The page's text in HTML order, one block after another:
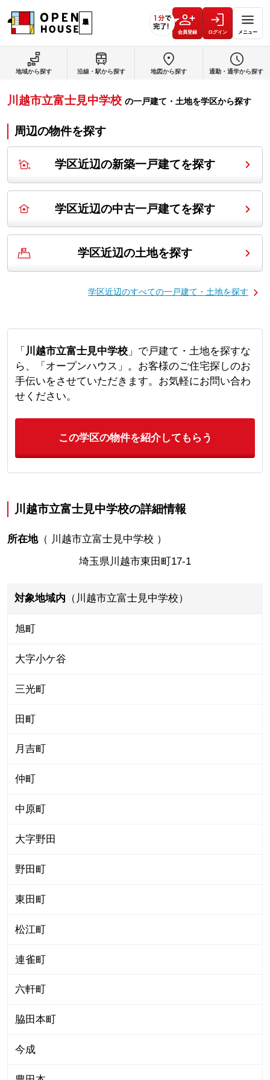
会員登録 ログイン メニュー
地域から探す 沿線・駅から探す 地図から探す 通勤・通学から探す
川越市立富士見中学校 の一戸建て・土地を学区から探す
周辺の物件を探す
学区近辺の新築一戸建てを探す
学区近辺の中古一戸建てを探す
学区近辺の土地を探す
学区近辺のすべての一戸建て・土地を探す
「 川越市立富士見中学校」で戸建て・土地を探すな
ら、「オープンハウス」。お客様のご住宅探しのお
手伝いをさせていただきます。お気軽にお問い合わ
せください。
この学区の物件を紹介してもらう
川越市立富士見中学校の詳細情報
所在地（ 川越市立富士見中学校 ）
埼玉県川越市東田町17-1
対象地域内 （川越市立富士見中学校）
旭町
大字小ケ谷
三光町
田町
月吉町
仲町
中原町
大字野田
野田町
東田町
松江町
連雀町
六軒町
脇田本町
今成